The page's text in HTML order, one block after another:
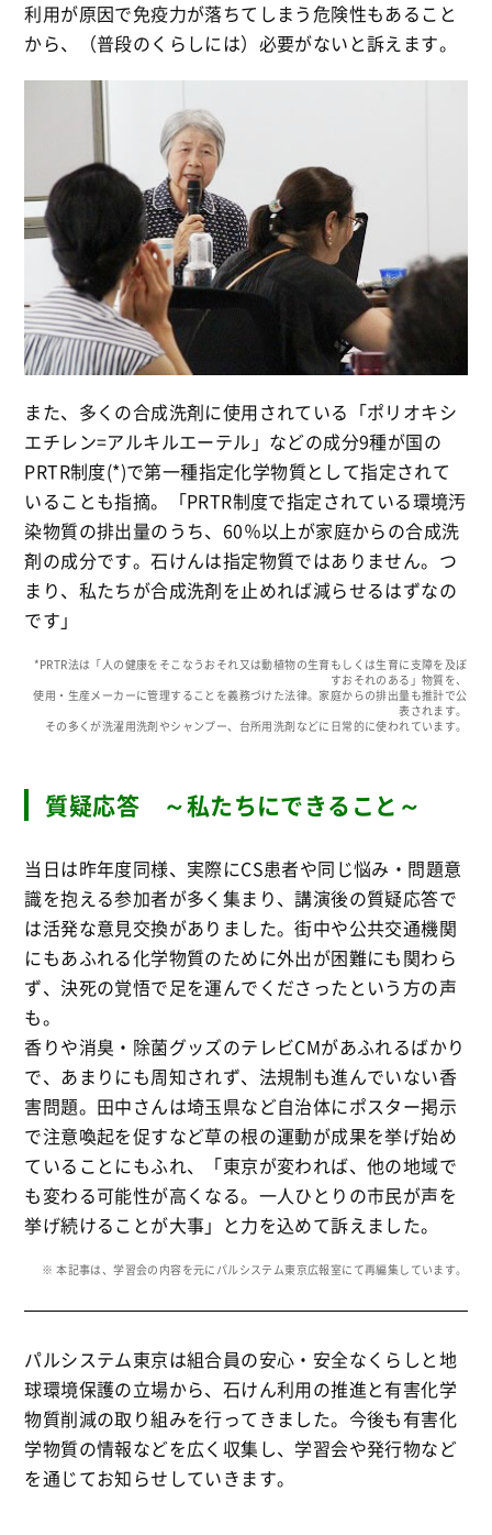
利用が原因で免疫力が落ちてしまう危険性もあること
から、（普段のくらしには）必要がないと訴えます。
また、多くの合成洗剤に使用されている「ポリオキシ
エチレン=アルキルエーテル」などの成分9種が国の
PRTR制度(*)で第一種指定化学物質として指定されて
いることも指摘。「PRTR制度で指定されている環境汚
染物質の排出量のうち、60％以上が家庭からの合成洗
剤の成分です。石けんは指定物質ではありません。つ
まり、私たちが合成洗剤を止めれば減らせるはずなの
です」
*PRTR法は「人の健康をそこなうおそれ又は動植物の生育もしくは生育に支障を及ぼ
すおそれのある」物質を、
使用・生産メーカーに管理することを義務づけた法律。家庭からの排出量も推計で公
表されます。
その多くが洗濯用洗剤やシャンプー、台所用洗剤などに日常的に使われています。
質疑応答 ～私たちにできること～
当日は昨年度同様、実際にCS患者や同じ悩み・問題意
識を抱える参加者が多く集まり、講演後の質疑応答で
は活発な意見交換がありました。街中や公共交通機関
にもあふれる化学物質のために外出が困難にも関わら
ず、決死の覚悟で足を運んでくださったという方の声
も。
香りや消臭・除菌グッズのテレビCMがあふれるばかり
で、あまりにも周知されず、法規制も進んでいない香
害問題。田中さんは埼玉県など自治体にポスター掲示
で注意喚起を促すなど草の根の運動が成果を挙げ始め
ていることにもふれ、「東京が変われば、他の地域で
も変わる可能性が高くなる。一人ひとりの市民が声を
挙げ続けることが大事」と力を込めて訴えました。
※ 本記事は、学習会の内容を元にパルシステム東京広報室にて再編集しています。
パルシステム東京は組合員の安心・安全なくらしと地
球環境保護の立場から、石けん利用の推進と有害化学
物質削減の取り組みを行ってきました。今後も有害化
学物質の情報などを広く収集し、学習会や発行物など
を通じてお知らせしていきます。